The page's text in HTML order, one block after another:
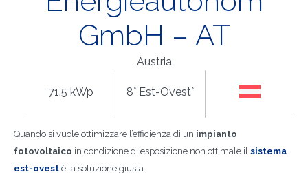
GmbH – AT
Austria
71.5 kWp 8° Est-Ovest°
Quando si vuole ottimizzare l’efficienza di un impianto
fotovoltaico in condizione di esposizione non ottimale il sistema
est-ovest è la soluzione giusta.